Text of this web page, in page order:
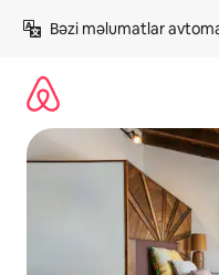
keç
Bəzi məlumatlar